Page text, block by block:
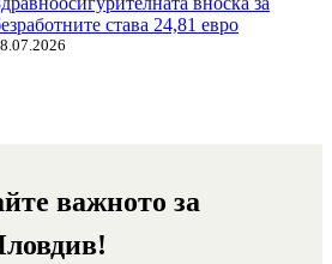
става 24,81 евро
важното за